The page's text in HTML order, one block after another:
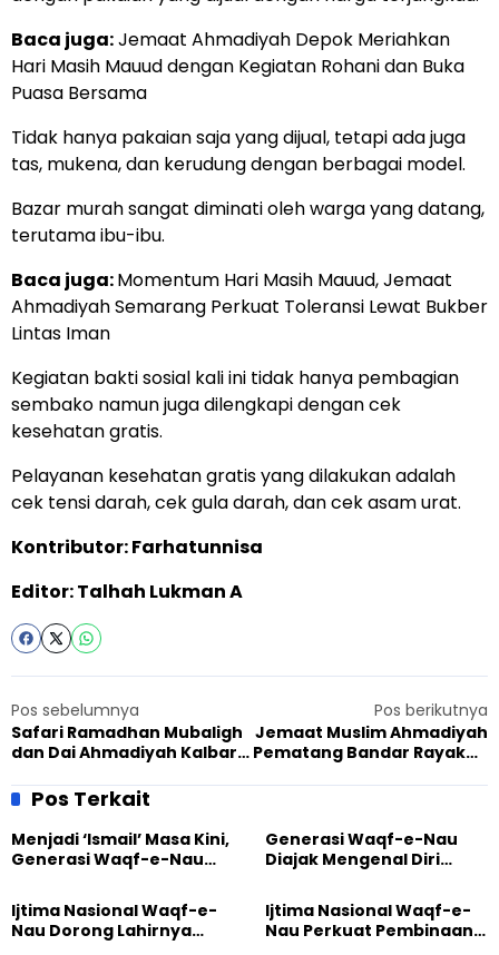
Baca juga:Jemaat Ahmadiyah Depok Meriahkan
Hari Masih Mauud dengan Kegiatan Rohani dan Buka
Puasa Bersama
Tidak hanya pakaian saja yang dijual, tetapi ada juga
tas, mukena, dan kerudung dengan berbagai model.
Bazar murah sangat diminati oleh warga yang datang,
terutama ibu-ibu.
Baca juga:Momentum Hari Masih Mauud, Jemaat
Ahmadiyah Semarang Perkuat Toleransi Lewat Bukber
Lintas Iman
Kegiatan bakti sosial kali ini tidak hanya pembagian
sembako namun juga dilengkapi dengan cek
kesehatan gratis.
Pelayanan kesehatan gratis yang dilakukan adalah
cek tensi darah, cek gula darah, dan cek asam urat.
Kontributor: Farhatunnisa
Editor: Talhah Lukman A
Pos sebelumnya
Safari Ramadhan Mubaligh
dan Dai Ahmadiyah Kalbar,
Persaudaraan untuk
Semua
Pos berikutnya
Jemaat Muslim Ahmadiyah
Pematang Bandar Rayakan
Aksi Berbagi dan Solidaritas
Pos Terkait
Menjadi ‘Ismail’ Masa Kini,
Generasi Waqf-e-Nau
Pengabdian
Generasi Waqf-e-Nau
Diajak Mengenal Diri
Dunia
Ijtima Nasional Waqf-e-
Nau Dorong Lahirnya
Ijtima Nasional Waqf-e-
Nau Perkuat Pembinaan